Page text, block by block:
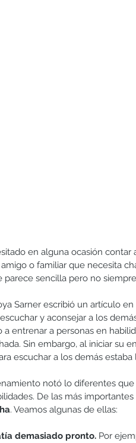
en alguna ocasión
o familiar que necesita
parece sencilla pero no
Sarner escribió un artículo
y aconsejar a los
a entrenar a personas en
Sin embargo, al iniciar su
escuchar a los demás estaba
notó lo diferentes
De las más
. Veamos algunas de ellas:
demasiado pronto. Por